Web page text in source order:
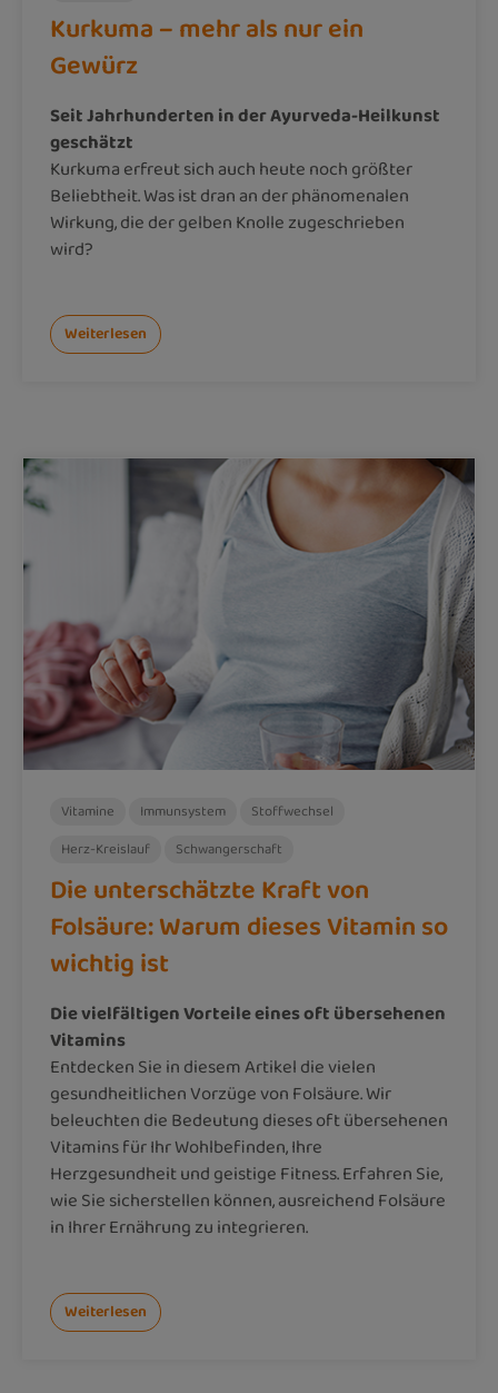
Kurkuma – mehr als nur ein
Gewürz
Seit Jahrhunderten in der Ayurveda-Heilkunst
geschätzt
Kurkuma erfreut sich auch heute noch größter
Beliebtheit. Was ist dran an der phänomenalen
Wirkung, die der gelben Knolle zugeschrieben
wird?
Weiterlesen
Vitamine Immunsystem
Stoffwechsel
Herz-Kreislauf
Schwangerschaft
Die unterschätzte Kraft von
Folsäure: Warum dieses Vitamin so
wichtig ist
Die vielfältigen Vorteile eines oft übersehenen
Vitamins
Entdecken Sie in diesem Artikel die vielen
gesundheitlichen Vorzüge von Folsäure. Wir
beleuchten die Bedeutung dieses oft übersehenen
Vitamins für Ihr Wohlbefinden, Ihre
Herzgesundheit und geistige Fitness. Erfahren Sie,
wie Sie sicherstellen können, ausreichend Folsäure
in Ihrer Ernährung zu integrieren.
Weiterlesen